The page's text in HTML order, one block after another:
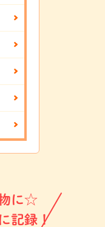
物に☆
記録！